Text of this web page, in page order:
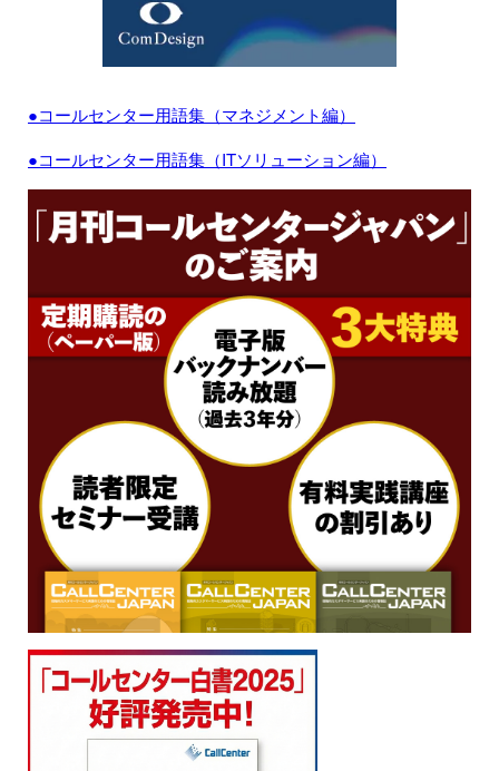
●コールセンター用語集（マネジメント編）
●コールセンター用語集（ITソリューション編）